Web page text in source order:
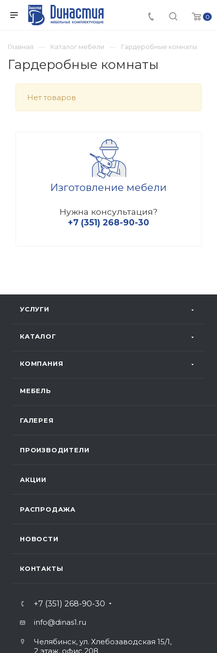
0
Главная Каталог мебели Гардеробные комнаты
Гардеробные комнаты
Нет товаров
Изготовление мебели
Нужна консультация?
+7 (351) 268-90-30
УСЛУГИ
КАТАЛОГ
КОМПАНИЯ
МЕБЕЛЬ
ГАЛЕРЕЯ
ПРОИЗВОДИТЕЛИ
АКЦИИ
РАСПРОДАЖА
НОВОСТИ
КОНТАКТЫ
+7 (351) 268-90-30
info@dinas1.ru
Челябинск, ул. Хлебозаводская 15/1,
2 этаж, офис 208